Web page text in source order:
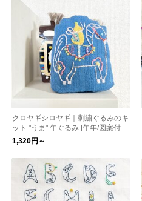
クロヤギシロヤギ｜刺繍ぐるみのキ
ット "うま" 午ぐるみ [午年/図案付/
うま/ウマ/馬］
1,320円～